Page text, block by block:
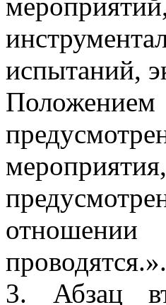
испытаний,
проводятся.».
3. Абзац